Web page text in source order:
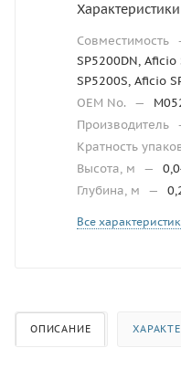
Характеристики
Совместимость
SP5200DN,
SP5200S, Aficio
OEM No.
—
Производитель
Кратность
Высота, м
—
Глубина, м
—
Все
ОПИСАНИЕ